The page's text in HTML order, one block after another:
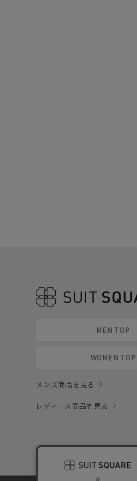
MEN TOP
WOMEN TOP
メンズ商品を見る
レディース商品を見る